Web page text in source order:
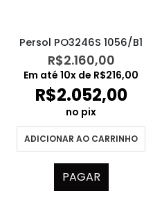
Persol PO3246S 1056/B1
R$2.160,00
Em até 10x de R$216,00
R$2.052,00
no pix
ADICIONAR AO CARRINHO
PAGAR